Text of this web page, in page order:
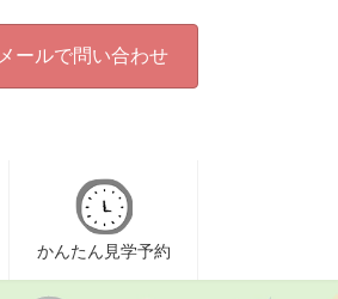
メールで問い合わせ
かんたん見学予約